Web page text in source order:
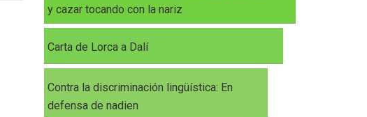
y cazar tocando con la nariz
Carta de Lorca a Dalí
Contra la discriminación lingüística: En
defensa de nadien